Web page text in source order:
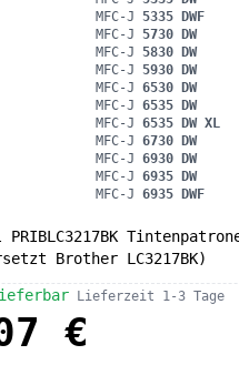
MFC-J 5335 DWF
MFC-J 5730 DW
MFC-J 5830 DW
MFC-J 5930 DW
MFC-J 6530 DW
MFC-J 6535 DW
MFC-J 6535 DW XL
MFC-J 6730 DW
MFC-J 6930 DW
MFC-J 6935 DW
MFC-J 6935 DWF
PRIBLC3217BK
Brother LC3217BK)
Lieferzeit 1-3 Tage
€